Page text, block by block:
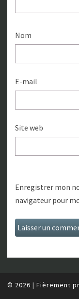
Nom
E-mail
Site web
Enregistrer mon
navigateur pour
© 2026 | Fièrement